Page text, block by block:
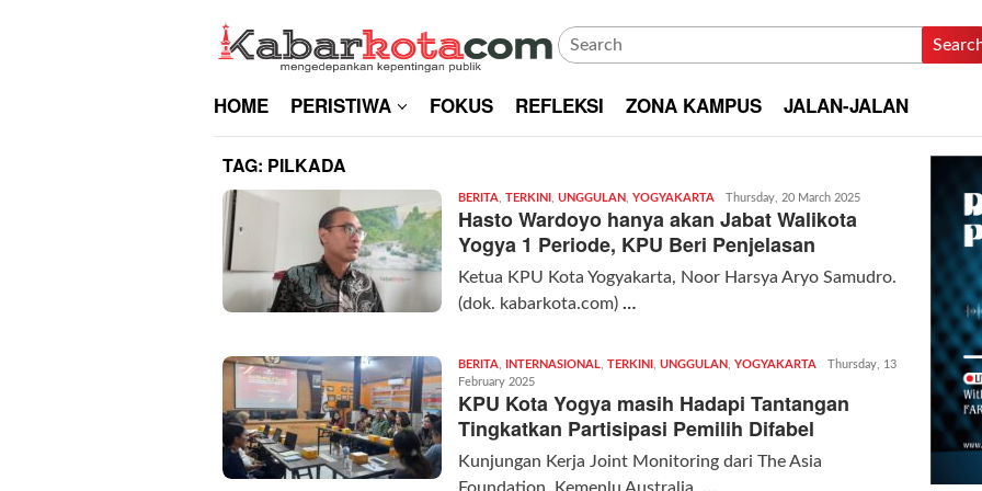
HOME PERISTIWA FOKUS REFLEKSI ZONA KAMPUS JALAN-JALAN
TAG: PILKADA
BERITA TERKINI UNGGULAN YOGYAKARTA Redaksi
Thursday, 20 March 2025
Hasto Wardoyo hanya akan Jabat Walikota
Yogya 1 Periode, KPU Beri Penjelasan
Ketua KPU Kota Yogyakarta, Noor Harsya Aryo Samudro.
(dok. kabarkota.com) …
BERITA INTERNASIONAL TERKINI UNGGULAN YOGYAKARTA Redaksi
kabarkota
Thursday, 13
February 2025
KPU Kota Yogya masih Hadapi Tantangan
Tingkatkan Partisipasi Pemilih Difabel
Kunjungan Kerja Joint Monitoring dari The Asia